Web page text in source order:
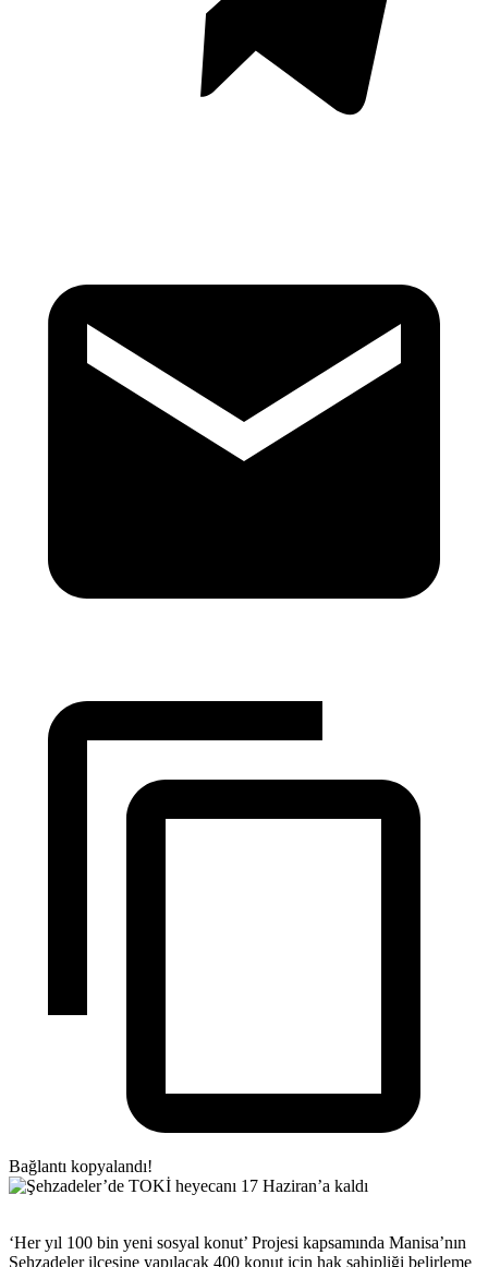
Bağlantı kopyalandı!
‘Her yıl 100 bin yeni sosyal konut’ Projesi kapsamında Manisa’nın
Şehzadeler ilçesine yapılacak 400 konut için hak sahipliği belirleme